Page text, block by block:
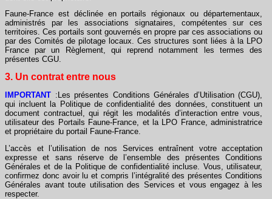
Faune-France est déclinée en portails régionaux ou départementaux,
administrés par les associations signataires, compétentes sur ces
territoires. Ces portails sont gouvernés en propre par ces associations ou
par des Comités de pilotage locaux. Ces structures sont liées à la LPO
France par un Règlement, qui reprend notamment les termes des
présentes CGU.
3. Un contrat entre nous
IMPORTANT :Les présentes Conditions Générales d’Utilisation (CGU),
qui incluent la Politique de confidentialité des données, constituent un
document contractuel, qui régit les modalités d’interaction entre vous,
utilisateur des Portails Faune-France, et la LPO France, administratrice
et propriétaire du portail Faune-France.
L’accès et l’utilisation de nos Services entraînent votre acceptation
expresse et sans réserve de l’ensemble des présentes Conditions
Générales et de la Politique de confidentialité incluse. Vous, utilisateur,
confirmez donc avoir lu et compris l’intégralité des présentes Conditions
Générales avant toute utilisation des Services et vous engagez à les
respecter.